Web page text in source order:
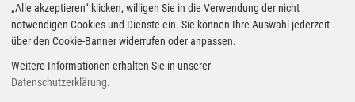
(aum)
Veröffentlicht am 23.12.2023
Marken & Modelle
„Alle akzeptieren“ klicken, willigen Sie in die Verwendung der nicht
notwendigen Cookies und Dienste ein. Sie können Ihre Auswahl jederzeit
über den Cookie-Banner widerrufen oder anpassen.
Weitere Informationen erhalten Sie in unserer
Datenschutzerklärung.